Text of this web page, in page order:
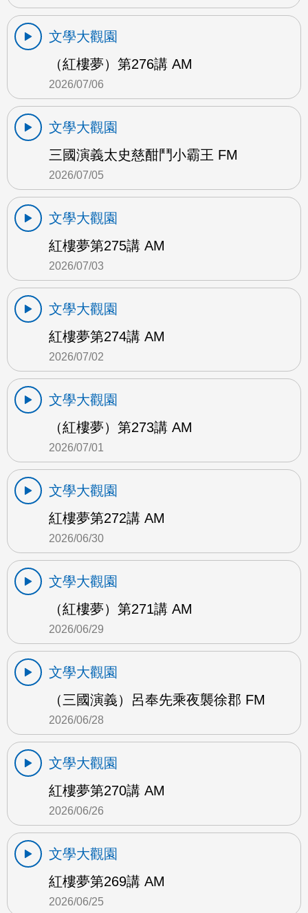
文學大觀園
（紅樓夢）第276講 AM
2026/07/06
文學大觀園
三國演義太史慈酣鬥小霸王 FM
2026/07/05
文學大觀園
紅樓夢第275講 AM
2026/07/03
文學大觀園
紅樓夢第274講 AM
2026/07/02
文學大觀園
（紅樓夢）第273講 AM
2026/07/01
文學大觀園
紅樓夢第272講 AM
2026/06/30
文學大觀園
（紅樓夢）第271講 AM
2026/06/29
文學大觀園
（三國演義）呂奉先乘夜襲徐郡 FM
2026/06/28
文學大觀園
紅樓夢第270講 AM
2026/06/26
文學大觀園
紅樓夢第269講 AM
2026/06/25